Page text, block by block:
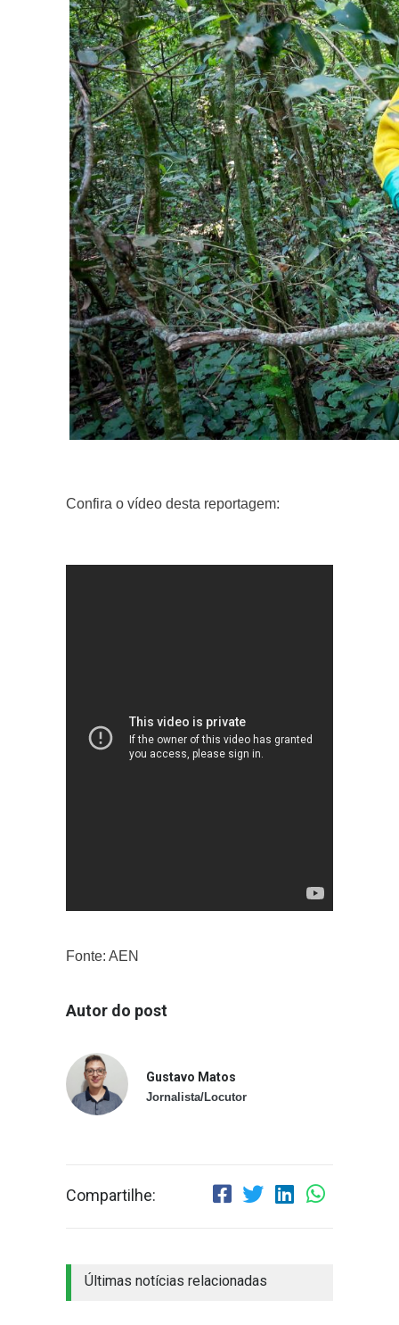
Confira o vídeo desta reportagem:
Fonte: AEN
Autor do post
Gustavo Matos
Jornalista/Locutor
Compartilhe:
Últimas notícias relacionadas